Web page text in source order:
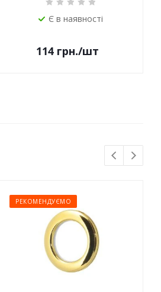
Є в наявності
114 грн./шт
РЕКОМЕНДУЄМО